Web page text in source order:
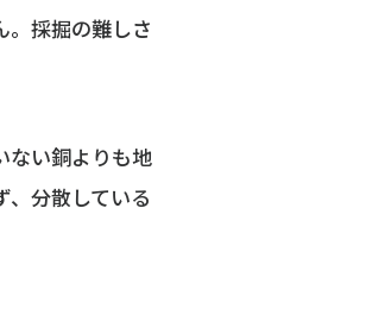
。採掘の難しさ
ない銅よりも地
、分散している